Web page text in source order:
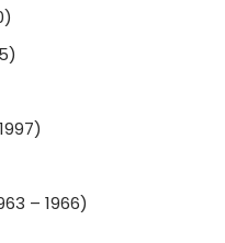
– 1966)